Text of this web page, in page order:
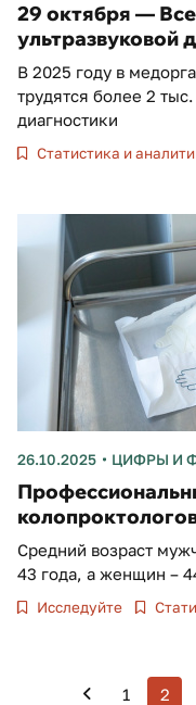
29 октября —
ультразвуковой
В 2025 году в
трудятся более 2
диагностики
Статистика и
26.10.2025 ЦИФРЫ И
Средний возраст
43 года, а женщин –
Исследуйте
1 2